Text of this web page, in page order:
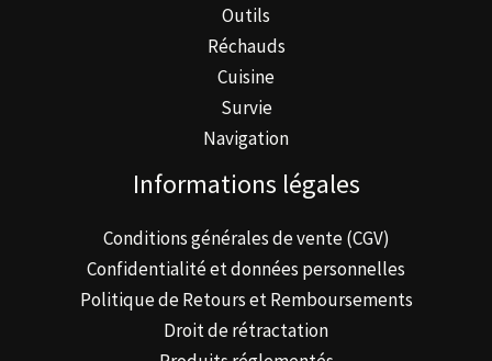
Outils
Réchauds
Cuisine
Survie
Navigation
Informations légales
Conditions générales de vente (CGV)
Confidentialité et données personnelles
Politique de Retours et Remboursements
Droit de rétractation